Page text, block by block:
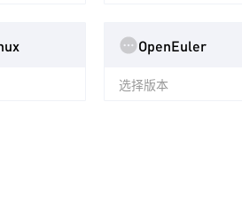
OpenEuler
选择版本